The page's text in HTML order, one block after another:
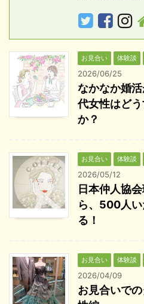
お見合い 体験談
2026/06/25
なかなか婚
代女性はど
か？
お見合い 体験談
2026/05/12
日本仲人協
ら、500人
る！
お見合い 体験談
2026/04/09
お見合いで